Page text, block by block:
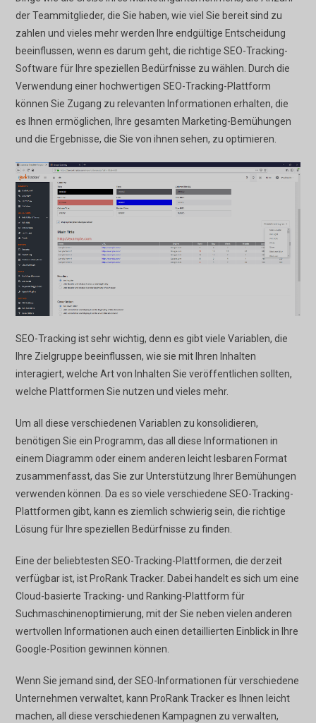
der Teammitglieder, die Sie haben, wie viel Sie bereit sind zu
zahlen und vieles mehr werden Ihre endgültige Entscheidung
beeinflussen, wenn es darum geht, die richtige SEO-Tracking-
Software für Ihre speziellen Bedürfnisse zu wählen. Durch die
Verwendung einer hochwertigen SEO-Tracking-Plattform
können Sie Zugang zu relevanten Informationen erhalten, die
es Ihnen ermöglichen, Ihre gesamten Marketing-Bemühungen
und die Ergebnisse, die Sie von ihnen sehen, zu optimieren.
SEO-Tracking ist sehr wichtig, denn es gibt viele Variablen, die
Ihre Zielgruppe beeinflussen, wie sie mit Ihren Inhalten
interagiert, welche Art von Inhalten Sie veröffentlichen sollten,
welche Plattformen Sie nutzen und vieles mehr.
Um all diese verschiedenen Variablen zu konsolidieren,
benötigen Sie ein Programm, das all diese Informationen in
einem Diagramm oder einem anderen leicht lesbaren Format
zusammenfasst, das Sie zur Unterstützung Ihrer Bemühungen
verwenden können. Da es so viele verschiedene SEO-Tracking-
Plattformen gibt, kann es ziemlich schwierig sein, die richtige
Lösung für Ihre speziellen Bedürfnisse zu finden.
Eine der beliebtesten SEO-Tracking-Plattformen, die derzeit
verfügbar ist, ist ProRank Tracker. Dabei handelt es sich um eine
Cloud-basierte Tracking- und Ranking-Plattform für
Suchmaschinenoptimierung, mit der Sie neben vielen anderen
wertvollen Informationen auch einen detaillierten Einblick in Ihre
Google-Position gewinnen können.
Wenn Sie jemand sind, der SEO-Informationen für verschiedene
Unternehmen verwaltet, kann ProRank Tracker es Ihnen leicht
machen, all diese verschiedenen Kampagnen zu verwalten,